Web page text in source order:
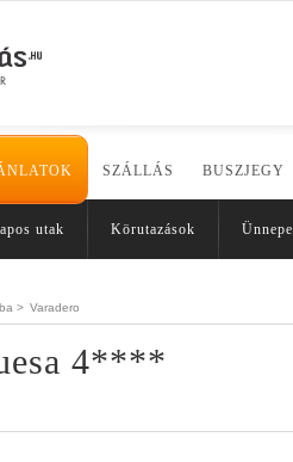
SZÁLLÁS BUSZJEGY
utak Körutazások
> Varadero
4****